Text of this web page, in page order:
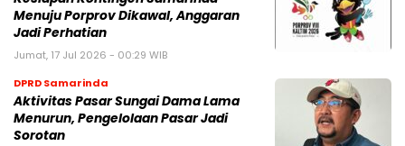
Menuju Porprov Dikawal, Anggaran
Jadi Perhatian
Jumat, 17 Jul 2026 - 00:29 WIB
DPRD Samarinda
Aktivitas Pasar Sungai Dama Lama
Menurun, Pengelolaan Pasar Jadi
Sorotan